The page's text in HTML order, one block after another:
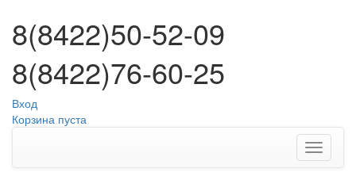
8(8422)50-52-09
8(8422)76-60-25
Вход
Корзина пуста